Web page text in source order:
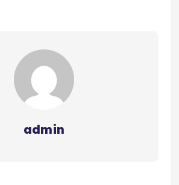
admin